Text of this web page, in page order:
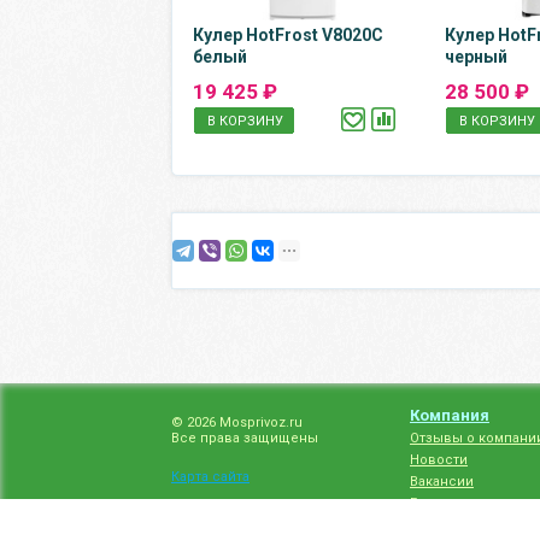
Кулер HotFrost V8020C
белый
19 425 ₽
В КОРЗИНУ
Кулер
черный
28 500 ₽
В КОРЗИНУ
© 2026 Mosprivoz.ru
Все права защищены
Карта сайта
Компания
Отзывы о
Новости
Вакансии
Гарантия на товар